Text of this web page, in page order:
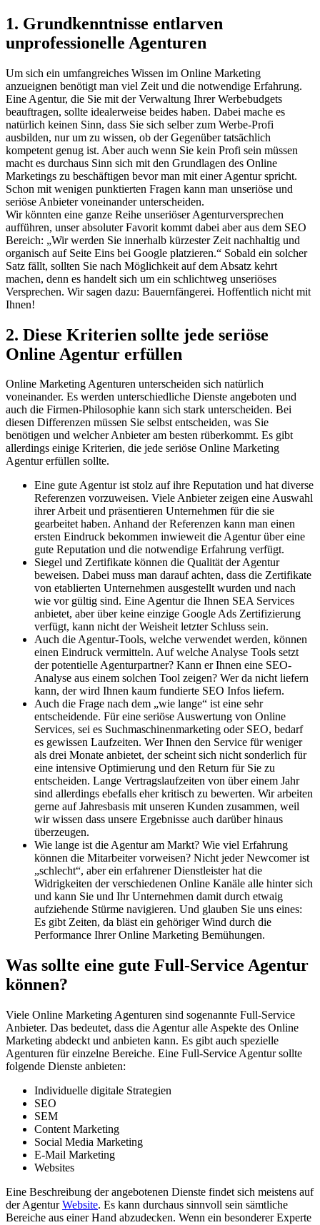
1. Grundkenntnisse entlarven
unprofessionelle Agenturen
Um sich ein umfangreiches Wissen im Online Marketing
anzueignen benötigt man viel Zeit und die notwendige Erfahrung.
Eine Agentur, die Sie mit der Verwaltung Ihrer Werbebudgets
beauftragen, sollte idealerweise beides haben. Dabei mache es
natürlich keinen Sinn, dass Sie sich selber zum Werbe-Profi
ausbilden, nur um zu wissen, ob der Gegenüber tatsächlich
kompetent genug ist. Aber auch wenn Sie kein Profi sein müssen
macht es durchaus Sinn sich mit den Grundlagen des Online
Marketings zu beschäftigen bevor man mit einer Agentur spricht.
Schon mit wenigen punktierten Fragen kann man unseriöse und
seriöse Anbieter voneinander unterscheiden.
Wir könnten eine ganze Reihe unseriöser Agenturversprechen
aufführen, unser absoluter Favorit kommt dabei aber aus dem SEO
Bereich: „Wir werden Sie innerhalb kürzester Zeit nachhaltig und
organisch auf Seite Eins bei Google platzieren.“ Sobald ein solcher
Satz fällt, sollten Sie nach Möglichkeit auf dem Absatz kehrt
machen, denn es handelt sich um ein schlichtweg unseriöses
Versprechen. Wir sagen dazu: Bauernfängerei. Hoffentlich nicht mit
Ihnen!
2. Diese Kriterien sollte jede seriöse
Online Agentur erfüllen
Online Marketing Agenturen unterscheiden sich natürlich
voneinander. Es werden unterschiedliche Dienste angeboten und
auch die Firmen-Philosophie kann sich stark unterscheiden. Bei
diesen Differenzen müssen Sie selbst entscheiden, was Sie
benötigen und welcher Anbieter am besten rüberkommt. Es gibt
allerdings einige Kriterien, die jede seriöse Online Marketing
Agentur erfüllen sollte.
Eine gute Agentur ist stolz auf ihre Reputation und hat diverse
Referenzen vorzuweisen. Viele Anbieter zeigen eine Auswahl
ihrer Arbeit und präsentieren Unternehmen für die sie
gearbeitet haben. Anhand der Referenzen kann man einen
ersten Eindruck bekommen inwieweit die Agentur über eine
gute Reputation und die notwendige Erfahrung verfügt.
Siegel und Zertifikate können die Qualität der Agentur
beweisen. Dabei muss man darauf achten, dass die Zertifikate
von etablierten Unternehmen ausgestellt wurden und nach
wie vor gültig sind. Eine Agentur die Ihnen SEA Services
anbietet, aber über keine einzige Google Ads Zertifizierung
verfügt, kann nicht der Weisheit letzter Schluss sein.
Auch die Agentur-Tools, welche verwendet werden, können
einen Eindruck vermitteln. Auf welche Analyse Tools setzt
der potentielle Agenturpartner? Kann er Ihnen eine SEO-
Analyse aus einem solchen Tool zeigen? Wer da nicht liefern
kann, der wird Ihnen kaum fundierte SEO Infos liefern.
Auch die Frage nach dem „wie lange“ ist eine sehr
entscheidende. Für eine seriöse Auswertung von Online
Services, sei es Suchmaschinenmarketing oder SEO, bedarf
es gewissen Laufzeiten. Wer Ihnen den Service für weniger
als drei Monate anbietet, der scheint sich nicht sonderlich für
eine intensive Optimierung und den Return für Sie zu
entscheiden. Lange Vertragslaufzeiten von über einem Jahr
sind allerdings ebefalls eher kritisch zu bewerten. Wir arbeiten
gerne auf Jahresbasis mit unseren Kunden zusammen, weil
wir wissen dass unsere Ergebnisse auch darüber hinaus
überzeugen.
Wie lange ist die Agentur am Markt? Wie viel Erfahrung
können die Mitarbeiter vorweisen? Nicht jeder Newcomer ist
„schlecht“, aber ein erfahrener Dienstleister hat die
Widrigkeiten der verschiedenen Online Kanäle alle hinter sich
und kann Sie und Ihr Unternehmen damit durch etwaig
aufziehende Stürme navigieren. Und glauben Sie uns eines:
Es gibt Zeiten, da bläst ein gehöriger Wind durch die
Performance Ihrer Online Marketing Bemühungen.
Was sollte eine gute Full-Service Agentur
können?
Viele Online Marketing Agenturen sind sogenannte Full-Service
Anbieter. Das bedeutet, dass die Agentur alle Aspekte des Online
Marketing abdeckt und anbieten kann. Es gibt auch spezielle
Agenturen für einzelne Bereiche. Eine Full-Service Agentur sollte
folgende Dienste anbieten:
Individuelle digitale Strategien
SEO
SEM
Content Marketing
Social Media Marketing
E-Mail Marketing
Websites
Eine Beschreibung der angebotenen Dienste findet sich meistens auf
der AgenturWebsite. Es kann durchaus sinnvoll sein sämtliche
Bereiche aus einer Hand abzudecken. Wenn ein besonderer Experte